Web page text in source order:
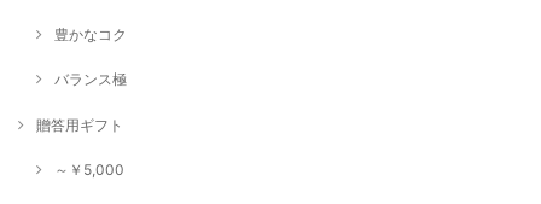
豊かなコク
バランス極
贈答用ギフト
～￥5,000